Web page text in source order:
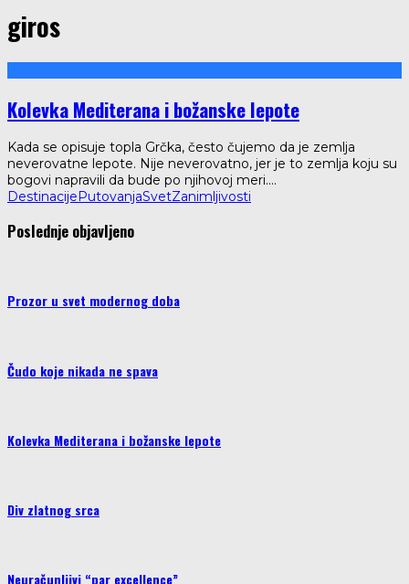
giros
Kolevka Mediterana i božanske lepote
Kada se opisuje topla Grčka, često čujemo da je zemlja
neverovatne lepote. Nije neverovatno, jer je to zemlja koju su
bogovi napravili da bude po njihovoj meri....
DestinacijePutovanjaSvetZanimljivosti
Poslednje objavljeno
Prozor u svet modernog doba
Čudo koje nikada ne spava
Kolevka Mediterana i božanske lepote
Div zlatnog srca
Neuračunljivi “par excellence”